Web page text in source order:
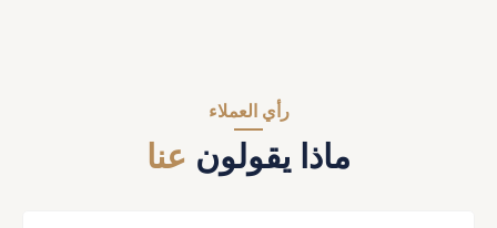
رأي العملاء
ماذا يقولون عنا